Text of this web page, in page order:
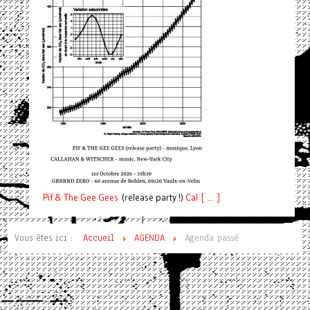
Pif& The Gee Gees (release party !) Cal [ ... ]
Vous êtes ici : Accueil AGENDA Agenda passé